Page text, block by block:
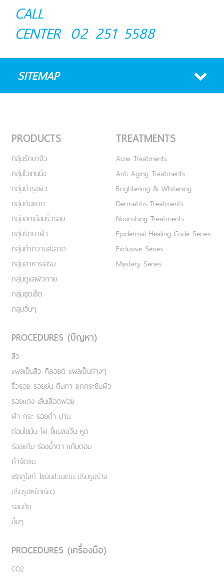
CALL
CENTER 02 251 5588
SITEMAP
PRODUCTS
กลุ่มรักษาสิว
กลุ่มไวเทนนิ่ง
กลุ่มบำรุงผิว
กลุ่มกันแดด
กลุ่มลดเลือนริ้วรอย
กลุ่มรักษาฝ้า
กลุ่มทำความสะอาด
กลุ่มอาหารเสริม
กลุ่มดูแลผิวกาย
กลุ่มชุดเซ็ต
กลุ่มอื่นๆ
TREATMENTS
Acne Treatments
Anti Aging Treatments
Brightening & Whitening
Dermatitis Treatments
Nourishing Treatments
Epidermal Healing Code Series
Exclusive Series
Mastery Series
PROCEDURES (ปัญหา)
สิว
แผลเป็นสิว คีลอยด์ แผลเป็นต่างๆ
ริ้วรอย รอยย่น ตีนกา ยกกระชับผิว
รอยแดง เส้นเลือดฟอย
ฝ้า กระ รอยดำ ปาน
ต่อมไขมัน ไฝ ขี้แมลงวัน หูด
ร่องแก้ม ร่องน้ำตา แก้มตอบ
กำจัดขน
เชลลูไลท์ ไขมันส่วนเกิน ปรับรูปร่าง
ปรับรูปหน้าเรียว
รอยสัก
อื่นๆ
PROCEDURES (เครื่องมือ)
CO2